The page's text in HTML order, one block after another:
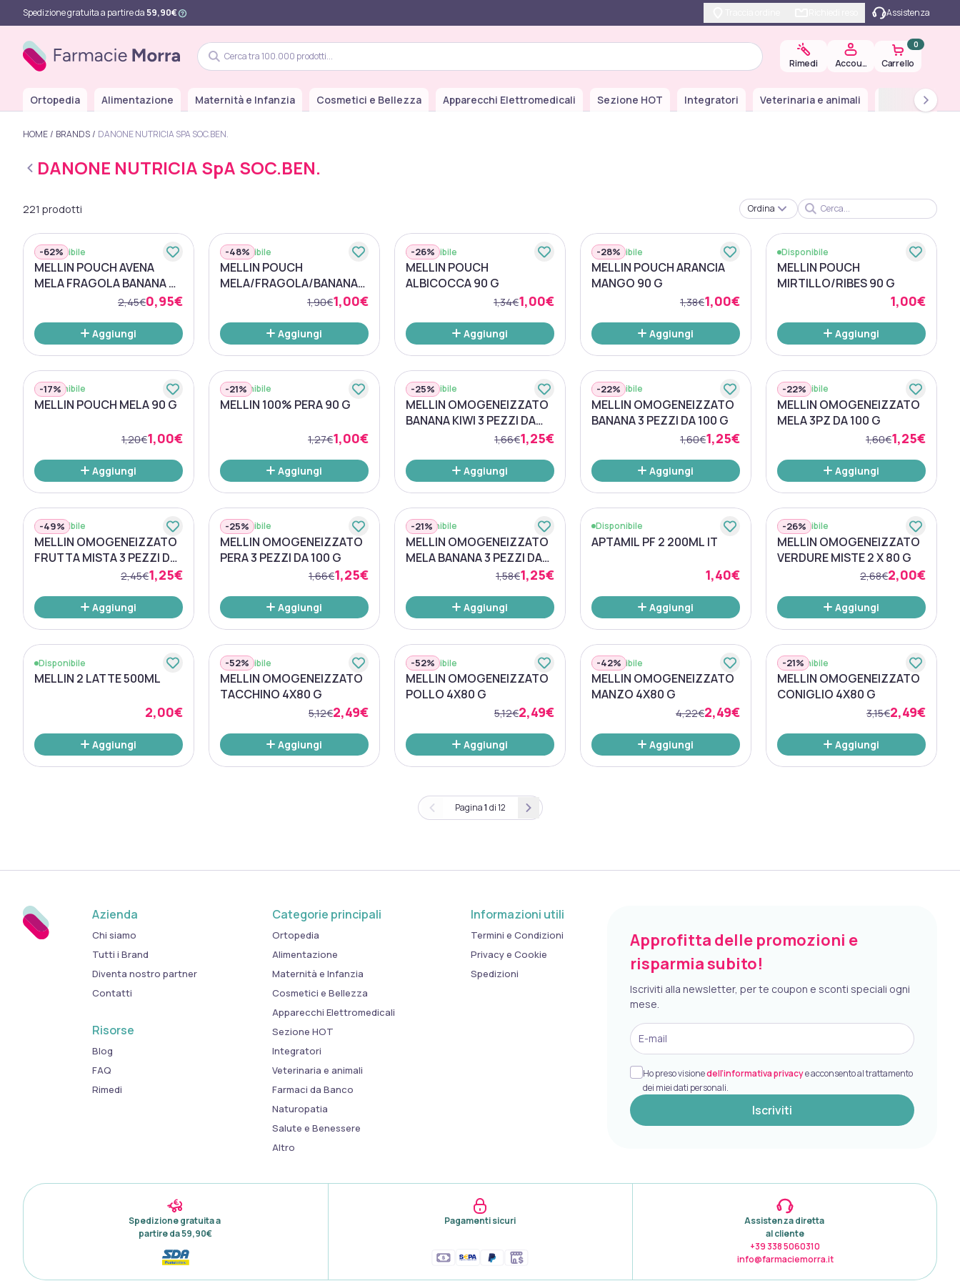
Spedizione gratuita a partire da 59,90€ Assistenza
Rimedi Account Carrello
0
Ortopedia Alimentazione Maternità e Infanzia Cosmetici e Bellezza Apparecchi Elettromedicali Sezione HOT Integratori Veterinaria e animali Farmaci da
HOME BRANDS DANONE NUTRICIA SPA SOC.BEN.
DANONE NUTRICIA SpA SOC.BEN.
221 prodotti Ordina
Disponibile
MELLIN POUCH AVENA
MELA FRAGOLA BANANA 90
-62%
2,45€0,95€
Aggiungi
Disponibile
MELLIN POUCH
MELA/FRAGOLA/BANANA
-48%
1,90€1,00€
Aggiungi
Disponibile
MELLIN POUCH
ALBICOCCA 90 G
-26%
1,34€1,00€
Aggiungi
Disponibile
MELLIN POUCH ARANCIA
MANGO 90 G
-28%
1,38€1,00€
Aggiungi
Disponibile
MELLIN POUCH
MIRTILLO/RIBES 90 G
1,00€
Aggiungi
Disponibile
MELLIN POUCH MELA 90 G
-17%
1,20€1,00€
Aggiungi
Disponibile
MELLIN 100% PERA 90 G
-21%
1,27€1,00€
Aggiungi
Disponibile
MELLIN OMOGENEIZZATO
BANANA KIWI 3 PEZZI DA
-25%
1,66€1,25€
Aggiungi
Disponibile
MELLIN OMOGENEIZZATO
BANANA 3 PEZZI DA 100 G
-22%
1,60€1,25€
Aggiungi
Disponibile
MELLIN OMOGENEIZZATO
MELA 3PZ DA 100 G
-22%
1,60€1,25€
Aggiungi
Disponibile
MELLIN OMOGENEIZZATO
FRUTTA MISTA 3 PEZZI DA
-49%
2,45€1,25€
Aggiungi
Disponibile
MELLIN OMOGENEIZZATO
PERA 3 PEZZI DA 100 G
-25%
1,66€1,25€
Aggiungi
Disponibile
MELLIN OMOGENEIZZATO
MELA BANANA 3 PEZZI DA
-21%
1,58€1,25€
Aggiungi
Disponibile
APTAMIL PF 2 200ML IT
1,40€
Aggiungi
Disponibile
MELLIN OMOGENEIZZATO
VERDURE MISTE 2 X 80 G
-26%
2,68€2,00€
Aggiungi
Disponibile
MELLIN 2 LATTE 500ML
2,00€
Aggiungi
Disponibile
MELLIN OMOGENEIZZATO
TACCHINO 4X80 G
-52%
5,12€2,49€
Aggiungi
Disponibile
MELLIN OMOGENEIZZATO
POLLO 4X80 G
-52%
5,12€2,49€
Aggiungi
Disponibile
MELLIN OMOGENEIZZATO
MANZO 4X80 G
-42%
4,22€2,49€
Aggiungi
Disponibile
MELLIN OMOGENEIZZATO
CONIGLIO 4X80 G
-21%
3,15€2,49€
Aggiungi
Pagina1 di12
Azienda
Chi siamo
Tutti i Brand
Diventa nostro partner
Contatti
Risorse
Blog
FAQ
Rimedi
Categorie principali
Ortopedia
Alimentazione
Maternità e Infanzia
Cosmetici e Bellezza
Apparecchi Elettromedicali
Sezione HOT
Integratori
Veterinaria e animali
Farmaci da Banco
Naturopatia
Salute e Benessere
Altro
Informazioni utili
Termini e Condizioni
Privacy e Cookie
Spedizioni
Approfitta delle promozioni e
risparmia subito!
Iscriviti alla newsletter, per te coupon e sconti speciali ogni
mese.
E-mail
Ho preso visionedell’informativa privacye acconsento al trattamento
dei miei dati personali.
Iscriviti
Spedizione gratuita a
partire da 59,90€
Pagamenti sicuri
Assistenza diretta
al cliente
+39 338 5060310
info@farmaciemorra.it